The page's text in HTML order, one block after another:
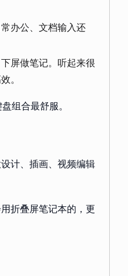
办公、文档输入还
屏做笔记。听起来很
。
组合最舒服。
计、插画、视频编辑
折叠屏笔记本的，更